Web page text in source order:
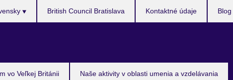
vo Veľkej Británii Naše aktivity v oblasti umenia a vzdelávania
British Council Bratislava Kontaktné údaje Blog